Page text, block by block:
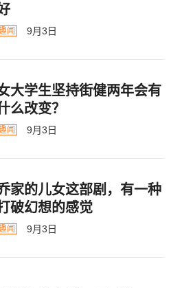
闻 9月3日
大学生坚持街健两年会有
么改变？
闻 9月3日
家的儿女这部剧，有一种
破幻想的感觉
闻 9月3日